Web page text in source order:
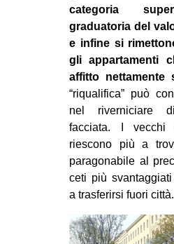
categoria
graduatoria del
e infine si
gli appartamenti
affitto nettamente
“riqualifica” può
nel riverniciare
facciata. I vecchi
riescono più a
paragonabile al
ceti più
a trasferirsi fuori città.